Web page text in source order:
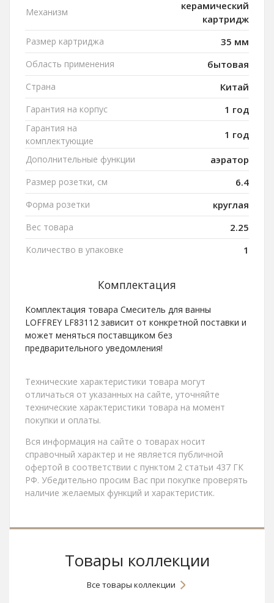
Механизм
керамический
картридж
Размер картриджа 35 мм
Область применения бытовая
Страна Китай
Гарантия на корпус 1 год
Гарантия на
комплектующие
1 год
Дополнительные функции аэратор
Размер розетки, см 6.4
Форма розетки круглая
Вес товара 2.25
Количество в упаковке 1
Комплектация
Комплектация товара Смеситель для ванны
LOFFREY LF83112 зависит от конкретной поставки и
может меняться поставщиком без
предварительного уведомления!
Технические характеристики товара могут
отличаться от указанных на сайте, уточняйте
технические характеристики товара на момент
покупки и оплаты.
Вся информация на сайте о товарах носит
справочный характер и не является публичной
офертой в соответствии с пунктом 2 статьи 437 ГК
РФ. Убедительно просим Вас при покупке проверять
наличие желаемых функций и характеристик.
Товары коллекции
Все товары коллекции